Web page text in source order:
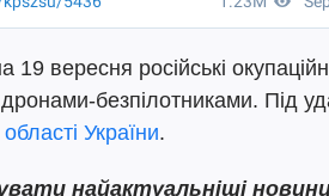
19 вересня російські
безпілотниками. Під
України.
найактуальніші новини